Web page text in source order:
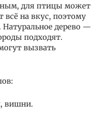
для птицы может
всё на вкус, поэтому
дерево —
подходят.
вызвать
вишни.